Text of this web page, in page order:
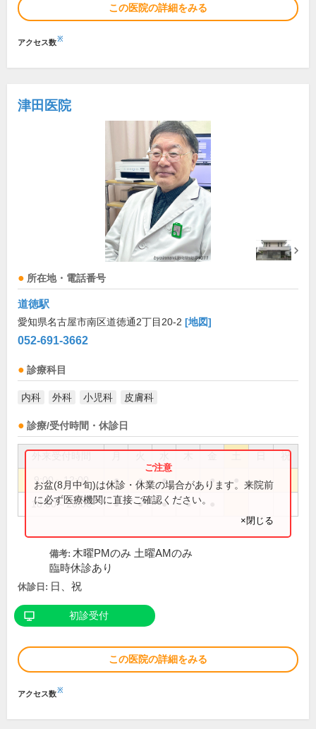
この医院の詳細をみる
アクセス数※
津田医院
所在地・電話番号
道徳駅
愛知県名古屋市南区道徳通2丁目20-2 [地図]
052-691-3662
診療科目
内科 外科 小児科 皮膚科
診療/受付時間・休診日
祝
9:00～12:00 ● ● ● ●
18:00～20:00 ● ● ● ●
お盆(8月中旬)は休診・休業の場合があります。来院前
に必ず医療機関に直接ご確認ください。
×閉じる
備考: 木曜PMのみ 土曜AMのみ
臨時休診あり
休診日: 日、祝
初診受付
この医院の詳細をみる
アクセス数※